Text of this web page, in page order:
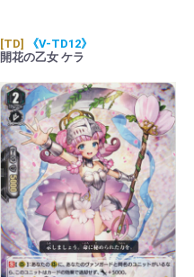
[TD]
《V-TD12》
開花の乙女 ケラ